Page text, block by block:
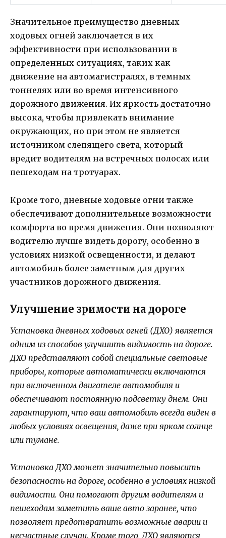
Значительное преимущество дневных
ходовых огней заключается в их
эффективности при использовании в
определенных ситуациях, таких как
движение на автомагистралях, в темных
тоннелях или во время интенсивного
дорожного движения. Их яркость достаточно
высока, чтобы привлекать внимание
окружающих, но при этом не является
источником слепящего света, который
вредит водителям на встречных полосах или
пешеходам на тротуарах.
Кроме того, дневные ходовые огни также
обеспечивают дополнительные возможности
комфорта во время движения. Они позволяют
водителю лучше видеть дорогу, особенно в
условиях низкой освещенности, и делают
автомобиль более заметным для других
участников дорожного движения.
Улучшение зримости на дороге
Установка дневных ходовых огней (ДХО) является
одним из способов улучшить видимость на дороге.
ДХО представляют собой специальные световые
приборы, которые автоматически включаются
при включенном двигателе автомобиля и
обеспечивают постоянную подсветку днем. Они
гарантируют, что ваш автомобиль всегда виден в
любых условиях освещения, даже при ярком солнце
или тумане.
Установка ДХО может значительно повысить
безопасность на дороге, особенно в условиях низкой
видимости. Они помогают другим водителям и
пешеходам заметить ваше авто заранее, что
позволяет предотвратить возможные аварии и
несчастные случаи. Кроме того, ДХО являются